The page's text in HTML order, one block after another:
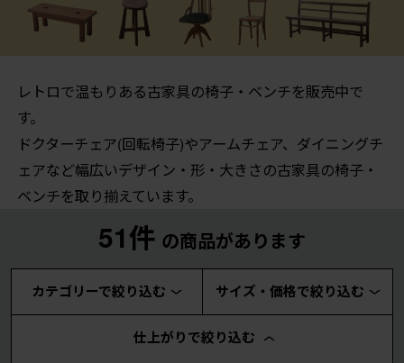
レトロで温もりある古家具の椅子・ベンチを販売中で
す。
ドクターチェア(回転椅子)やアームチェア、ダイニングチ
ェアなど幅広いデザイン・形・大きさの古家具の椅子・
ベンチを取り揃えています。
51件 の商品があります
カテゴリーで絞り込む サイズ・価格で絞り込む
仕上がりで絞り込む